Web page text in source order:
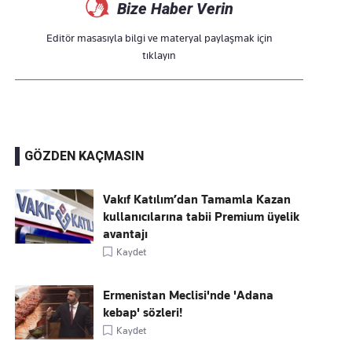
Bize Haber Verin
Editör masasıyla bilgi ve materyal paylaşmak için
tıklayın
GÖZDEN KAÇMASIN
Vakıf Katılım’dan Tamamla Kazan
kullanıcılarına tabii Premium üyelik
avantajı
Kaydet
Ermenistan Meclisi'nde 'Adana
kebap' sözleri!
Kaydet